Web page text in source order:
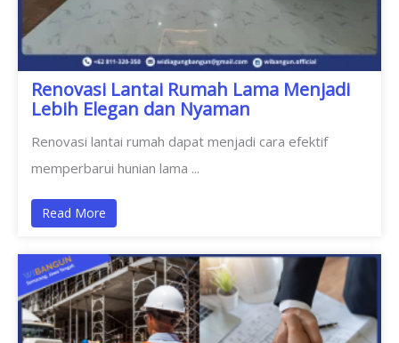
Renovasi Lantai Rumah Lama Menjadi
Lebih Elegan dan Nyaman
Renovasi lantai rumah dapat menjadi cara efektif
memperbarui hunian lama ...
Read More